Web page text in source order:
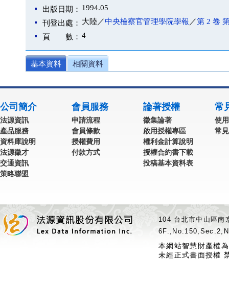
出版日期： 1994.05
刊登出處： 大陸／中央檢察官管理學院學報 ／第 2 卷
頁 數： 4
基本資料 相關資料
公司簡介
法源資訊
產品服務
資料庫說明
法源徵才
交通資訊
策略聯盟
會員服務
申請流程
會員條款
授權費用
付款方式
論著授權
徵集論著
啟用授權專區
權利金計算說明
授權合約書下載
投稿基本資料表
常
使
常
104 台北市中山區
本網站智慧財產權
未經正式書面授權